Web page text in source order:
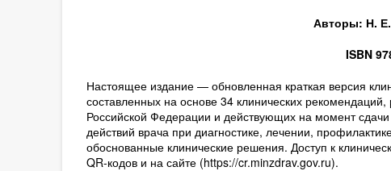
Авторы: Н.
ISBN
Настоящее издание — обновленная краткая версия
составленных на основе 34 клинических
Российской Федерации и действующих на момент
действий врача при диагностике, лечении,
обоснованные клинические решения. Доступ к
QR-кодов и на сайте (https://cr.minzdrav.gov.ru).